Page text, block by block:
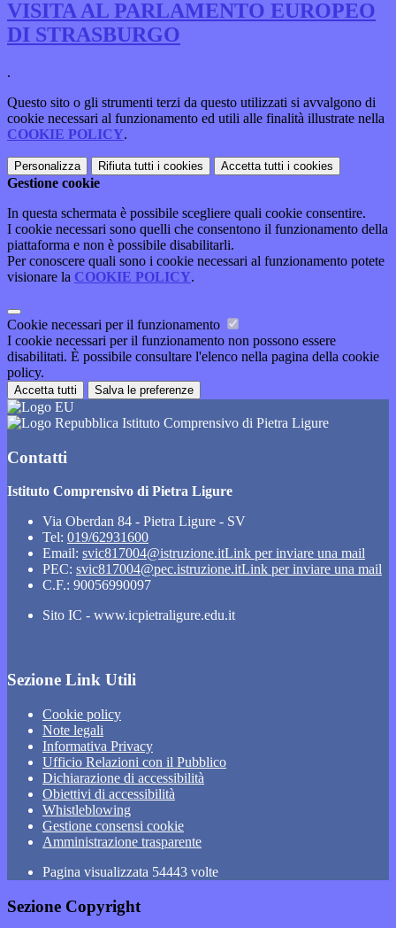
VISITA AL PARLAMENTO EUROPEO
DI STRASBURGO
.
Questo sito o gli strumenti terzi da questo utilizzati si avvalgono di
cookie necessari al funzionamento ed utili alle finalità illustrate nella
COOKIE POLICY.
Personalizza Rifiuta tutti i cookies Accetta tutti i cookies
Gestione cookie
In questa schermata è possibile scegliere quali cookie consentire.
I cookie necessari sono quelli che consentono il funzionamento della
piattaforma e non è possibile disabilitarli.
Per conoscere quali sono i cookie necessari al funzionamento potete
visionare la COOKIE POLICY.
Cookie necessari per il funzionamento
I cookie necessari per il funzionamento non possono essere
disabilitati. È possibile consultare l'elenco nella pagina della cookie
policy.
Accetta tutti Salva le preferenze
Istituto Comprensivo di Pietra Ligure
Contatti
Istituto Comprensivo di Pietra Ligure
Via Oberdan 84 - Pietra Ligure - SV
Tel: 019/62931600
Email: svic817004@istruzione.itLink per inviare una mail
PEC: svic817004@pec.istruzione.itLink per inviare una mail
C.F.: 90056990097
Sito IC - www.icpietraligure.edu.it
Sezione Link Utili
Cookie policy
Note legali
Informativa Privacy
Ufficio Relazioni con il Pubblico
Dichiarazione di accessibilità
Obiettivi di accessibilità
Whistleblowing
Gestione consensi cookie
Amministrazione trasparente
Pagina visualizzata 54443 volte
Sezione Copyright